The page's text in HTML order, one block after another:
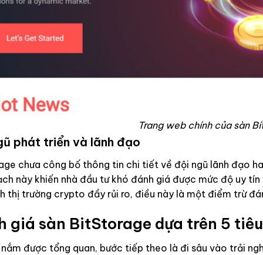
Trang web chính của sàn
phát triển và lãnh đạo
chưa công bố thông tin chi tiết về đội ngũ lãnh đạo
này khiến nhà đầu tư khó đánh giá được mức độ uy
thị trường crypto đầy rủi ro, điều này là một điểm trừ
giá sàn BitStorage dựa trên 5
nắm được tổng quan, bước tiếp theo là đi sâu vào trải